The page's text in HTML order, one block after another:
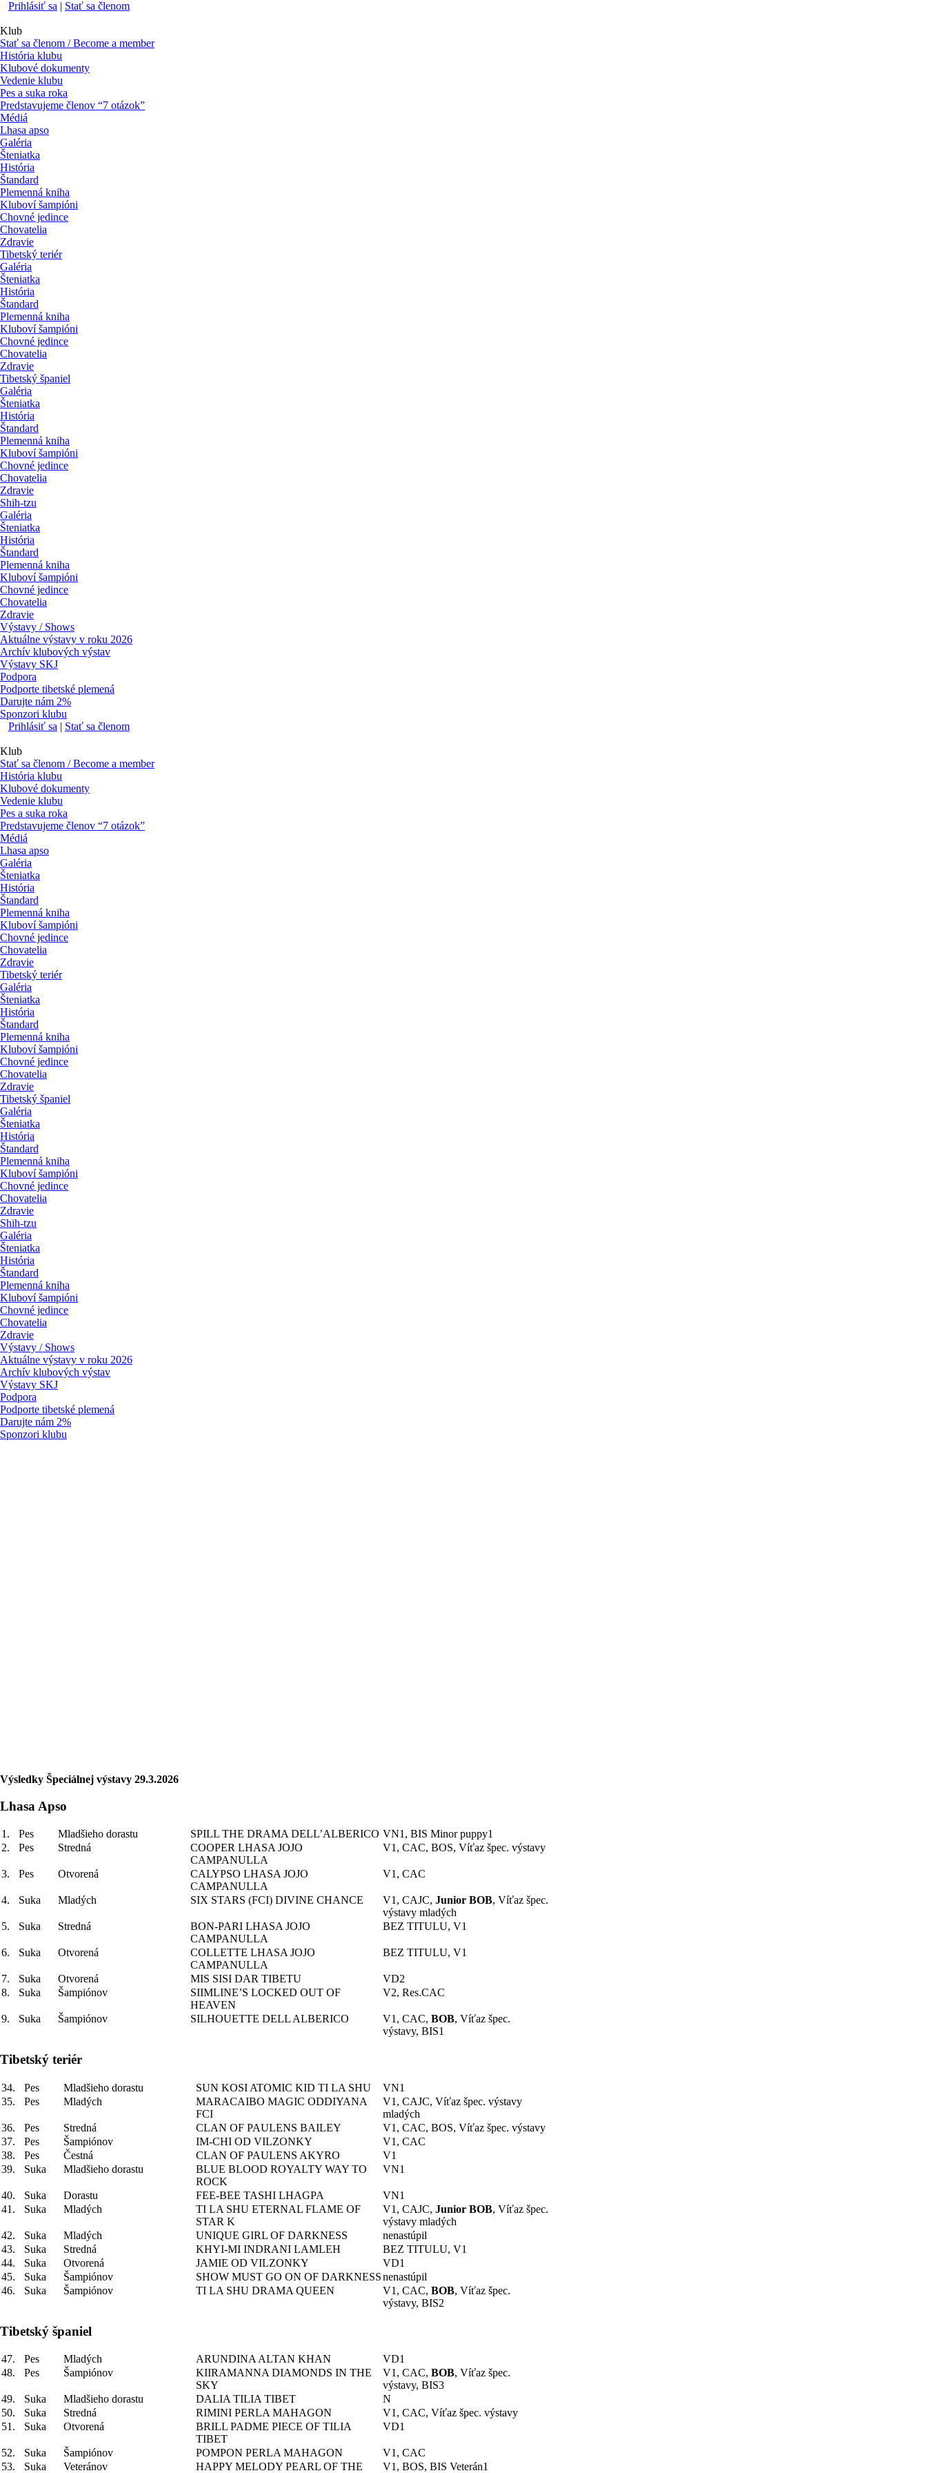
Prihlásiť sa | Stať sa členom
Klub
Stať sa členom / Become a member
História klubu
Klubové dokumenty
Vedenie klubu
Pes a suka roka
Predstavujeme členov “7 otázok”
Médiá
Lhasa apso
Galéria
Šteniatka
História
Štandard
Plemenná kniha
Kluboví šampióni
Chovné jedince
Chovatelia
Zdravie
Tibetský teriér
Galéria
Šteniatka
História
Štandard
Plemenná kniha
Kluboví šampióni
Chovné jedince
Chovatelia
Zdravie
Tibetský španiel
Galéria
Šteniatka
História
Štandard
Plemenná kniha
Kluboví šampióni
Chovné jedince
Chovatelia
Zdravie
Shih-tzu
Galéria
Šteniatka
História
Štandard
Plemenná kniha
Kluboví šampióni
Chovné jedince
Chovatelia
Zdravie
Výstavy / Shows
Aktuálne výstavy v roku 2026
Archív klubových výstav
Výstavy SKJ
Podpora
Podporte tibetské plemená
Darujte nám 2%
Sponzori klubu
Prihlásiť sa | Stať sa členom
Klub
Stať sa členom / Become a member
História klubu
Klubové dokumenty
Vedenie klubu
Pes a suka roka
Predstavujeme členov “7 otázok”
Médiá
Lhasa apso
Galéria
Šteniatka
História
Štandard
Plemenná kniha
Kluboví šampióni
Chovné jedince
Chovatelia
Zdravie
Tibetský teriér
Galéria
Šteniatka
História
Štandard
Plemenná kniha
Kluboví šampióni
Chovné jedince
Chovatelia
Zdravie
Tibetský španiel
Galéria
Šteniatka
História
Štandard
Plemenná kniha
Kluboví šampióni
Chovné jedince
Chovatelia
Zdravie
Shih-tzu
Galéria
Šteniatka
História
Štandard
Plemenná kniha
Kluboví šampióni
Chovné jedince
Chovatelia
Zdravie
Výstavy / Shows
Aktuálne výstavy v roku 2026
Archív klubových výstav
Výstavy SKJ
Podpora
Podporte tibetské plemená
Darujte nám 2%
Sponzori klubu
Výsledky Špeciálnej výstavy 29.3.2026
Lhasa Apso
1. Pes Mladšieho dorastu SPILL THE DRAMA DELL’ALBERICO VN1, BIS Minor puppy1
2.
Pes Stredná
COOPER LHASA JOJO
CAMPANULLA
V1, CAC, BOS, Víťaz špec. výstavy
3. Pes Otvorená
CALYPSO LHASA JOJO
CAMPANULLA
V1, CAC
4. Suka Mladých SIX STARS (FCI) DIVINE CHANCE V1, CAJC, Junior BOB, Víťaz špec.
výstavy mladých
5.
Suka Stredná
BON-PARI LHASA JOJO
CAMPANULLA
BEZ TITULU, V1
6. Suka Otvorená
COLLETTE LHASA JOJO
CAMPANULLA
BEZ TITULU, V1
7. Suka Otvorená MIS SISI DAR TIBETU
VD2
8.
Suka Šampiónov
SIIMLINE’S LOCKED OUT OF
HEAVEN
V2, Res.CAC
9. Suka Šampiónov SILHOUETTE DELL ALBERICO V1, CAC, BOB, Víťaz špec.
výstavy, BIS1
Tibetský teriér
34. Pes Mladšieho dorastu SUN KOSI ATOMIC KID TI LA SHU
VN1
35.
Pes Mladých
MARACAIBO MAGIC ODDIYANA
FCI
V1, CAJC, Víťaz špec. výstavy
mladých
36.
Pes Stredná CLAN OF PAULENS BAILEY
V1, CAC, BOS, Víťaz špec. výstavy
37.
Pes Šampiónov IM-CHI OD VILZONKY
V1, CAC
38.
Pes Čestná CLAN OF PAULENS AKYRO
V1
39.
Suka Mladšieho dorastu
BLUE BLOOD ROYALTY WAY TO
ROCK
VN1
40. Suka Dorastu FEE-BEE TASHI LHAGPA
VN1
41.
Suka Mladých
TI LA SHU ETERNAL FLAME OF
STAR K
V1, CAJC, Junior BOB, Víťaz špec.
výstavy mladých
42.
Suka Mladých UNIQUE GIRL OF DARKNESS
nenastúpil
43.
Suka Stredná KHYI-MI INDRANI LAMLEH
BEZ TITULU, V1
44.
Suka Otvorená JAMIE OD VILZONKY
VD1
45.
Suka Šampiónov SHOW MUST GO ON OF DARKNESSnenastúpil
46.
Suka Šampiónov TI LA SHU DRAMA QUEEN V1, CAC, BOB, Víťaz špec.
výstavy, BIS2
Tibetský španiel
47. Pes Mladých ARUNDINA ALTAN KHAN
VD1
48.
Pes Šampiónov
KIIRAMANNA DIAMONDS IN THE
SKY
V1, CAC, BOB, Víťaz špec.
výstavy, BIS3
49.
Suka Mladšieho dorastu DALIA TILIA TIBET
N
50.
Suka Stredná RIMINI PERLA MAHAGON
V1, CAC, Víťaz špec. výstavy
51.
Suka Otvorená
BRILL PADME PIECE OF TILIA
TIBET
VD1
52. Suka Šampiónov POMPON PERLA MAHAGON
V1, CAC
53.
Suka Veteránov HAPPY MELODY PEARL OF THE V1, BOS, BIS Veterán1